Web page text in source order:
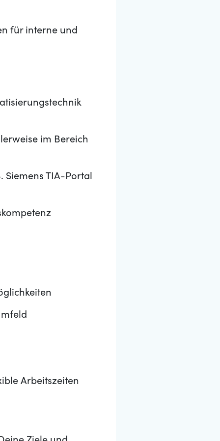
für interne und
im Bereich
Siemens TIA-Portal
Arbeitszeiten